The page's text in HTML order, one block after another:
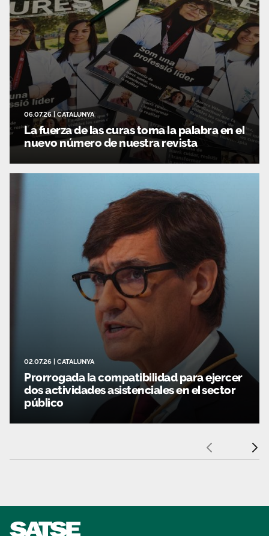
06.07.26 |CATALUNYA
La fuerza de las curas toma la palabra en el
nuevo número de nuestra revista
02.07.26 CATALUNYA
Prorrogada la compatibilidad para ejercer
dos actividades asistenciales en el sector
público
Anterior